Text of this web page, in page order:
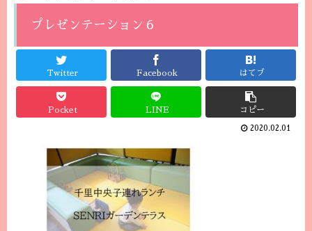
プレゼンテーション６
Twitter Facebook はてブ
Pocket LINE コピー
2020.02.01